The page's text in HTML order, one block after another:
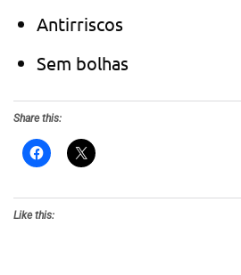
Antirriscos
Sem bolhas
Share this:
Like this: